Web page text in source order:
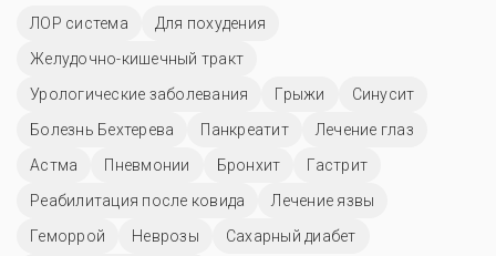
ЛОР система
Для похудения
Желудочно-кишечный тракт
Урологические заболевания
Грыжи
Синусит
Болезнь Бехтерева
Панкреатит
Лечение глаз
Астма
Пневмонии Бронхит
Гастрит
Реабилитация после ковида
Лечение язвы
Геморрой
Неврозы
Сахарный диабет